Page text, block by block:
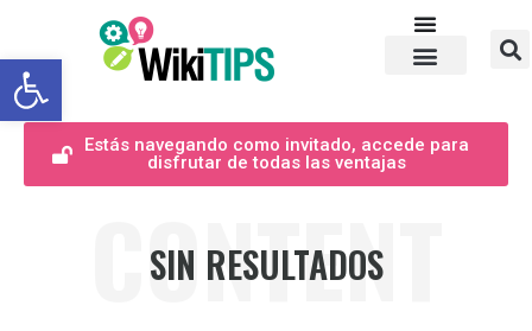
Abrir barra de herramientas
Estás navegando como invitado, accede para
disfrutar de todas las ventajas
CONTENT
SIN RESULTADOS